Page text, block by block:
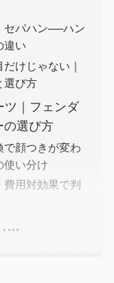
セパハン──ハン
違い
けじゃない｜
選び方
ツ｜フェンダ
の選び方
で顔つきが変わ
使い分け
用対効果で判